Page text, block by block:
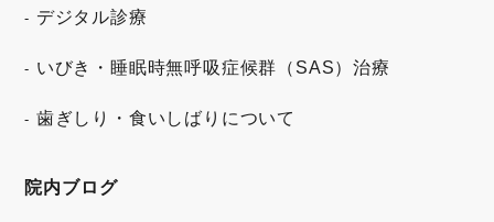
デジタル診療
いびき・睡眠時無呼吸症候群（SAS）治療
歯ぎしり・食いしばりについて
院内ブログ